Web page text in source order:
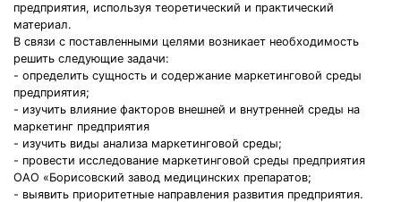
предприятия, используя теоретический и практический
материал.
В связи с поставленными целями возникает необходимость
решить следующие задачи:
- определить сущность и содержание маркетинговой среды
предприятия;
- изучить влияние факторов внешней и внутренней среды на
маркетинг предприятия
- изучить виды анализа маркетинговой среды;
- провести исследование маркетинговой среды предприятия
ОАО «Борисовский завод медицинских препаратов;
- выявить приоритетные направления развития предприятия.